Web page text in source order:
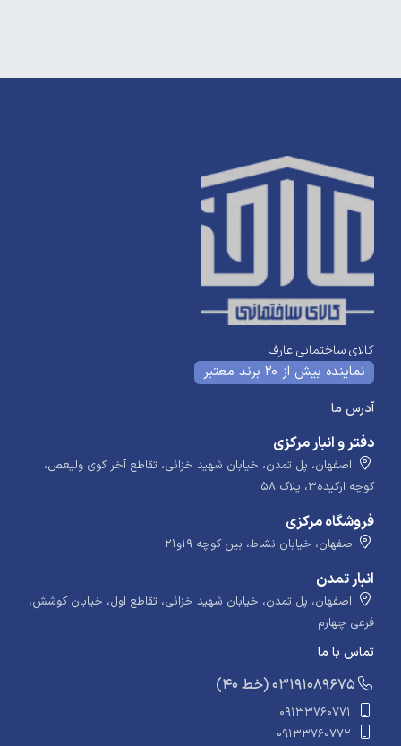
کالای ساختمانی عارف
نماینده بیش از 20 برند معتبر
آدرس ما
دفتر و انبار مرکزی
اصفهان، پل تمدن، خیابان شهید خزائی، تقاطع آخر کوی ولیعص،
کوچه ارکیده۳، پلاک ۵۸
فروشگاه مرکزی
اصفهان، خیابان نشاط، بین کوچه ۱۹و۲۱
انبار تمدن
اصفهان، پل تمدن، خیابان شهید خزائی، تقاطع اول، خیابان کوشش،
فرعی چهارم
تماس با ما
​​​ (40 خط) 03191089675
09133760771
09133760772